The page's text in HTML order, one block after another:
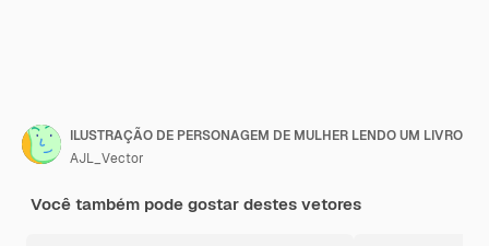
ILUSTRAÇÃO DE PERSONAGEM DE MULHER LENDO UM LIVRO
AJL_Vector
Você também pode gostar destes vetores